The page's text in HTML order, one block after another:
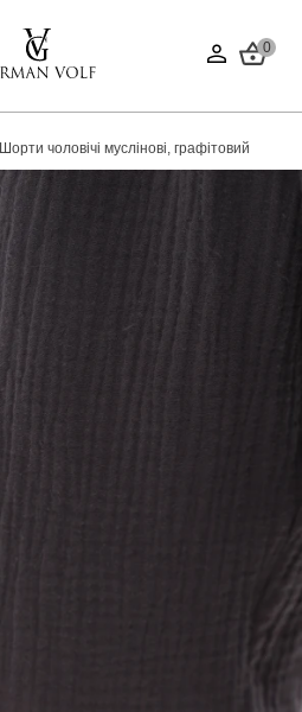
0
Шорти чоловічі муслінові, графітовий